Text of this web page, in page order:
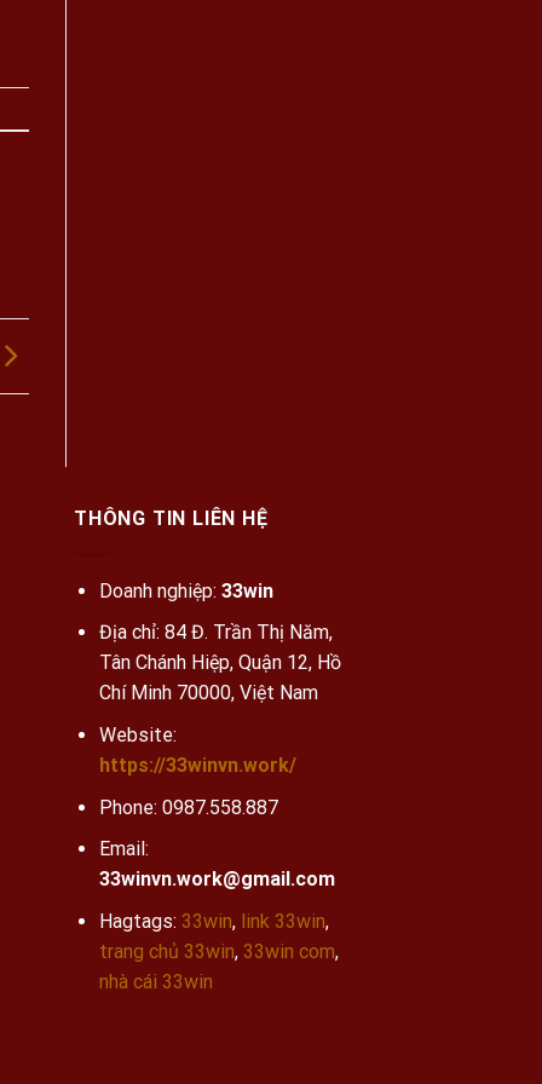
THÔNG TIN LIÊN HỆ
Doanh nghiệp: 33win
Địa chỉ: 84 Đ. Trần Thị Năm,
Tân Chánh Hiệp, Quận 12, Hồ
Chí Minh 70000, Việt Nam
Website:
https://33winvn.work/
Phone: 0987.558.887
Email:
33winvn.work@gmail.com
Hagtags: 33win, link 33win,
trang chủ 33win, 33win com,
nhà cái 33win